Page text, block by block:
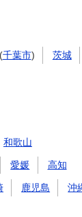
千葉市) 茨城
和歌山
愛媛 高知
鹿児島 沖